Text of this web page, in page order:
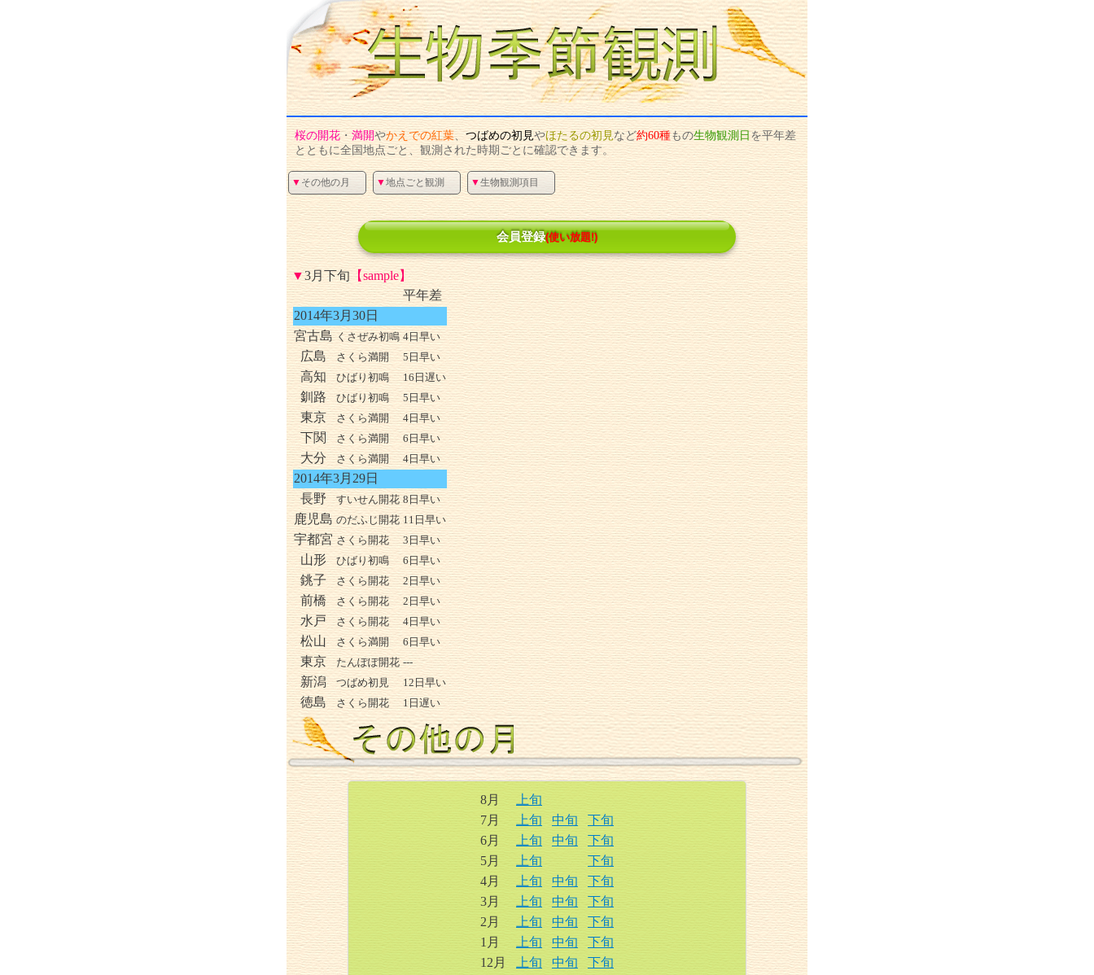
桜の開花・満開やかえでの紅葉、つばめの初見やほたるの初見など約60種もの生物観測日を平年差
とともに全国地点ごと、観測された時期ごとに確認できます。
▼ その他の月 ▼地点ごと観測 ▼生物観測項目
会員登録(使い放題!)
▼3月下旬【sample】
平年差
2014年3月30日
宮古島 くさぜみ初鳴 4日早い
広島 さくら満開 5日早い
高知 ひばり初鳴 16日遅い
釧路 ひばり初鳴 5日早い
東京 さくら満開 4日早い
下関 さくら満開 6日早い
大分 さくら満開 4日早い
2014年3月29日
長野
すいせん開花 8日早い
鹿児島 のだふじ開花 11日早い
宇都宮 さくら開花 3日早い
山形 ひばり初鳴 6日早い
銚子 さくら開花 2日早い
前橋 さくら開花 2日早い
水戸 さくら開花 4日早い
松山 さくら満開 6日早い
東京 たんぽぽ開花 ---
新潟 つばめ初見 12日早い
徳島 さくら開花 1日遅い
8月
上旬
7月
上旬 中旬
下旬
6月
上旬 中旬
下旬
5月
上旬
下旬
4月
上旬 中旬
下旬
3月
上旬 中旬
下旬
2月
上旬 中旬
下旬
1月
上旬 中旬
下旬
12月
上旬 中旬
下旬